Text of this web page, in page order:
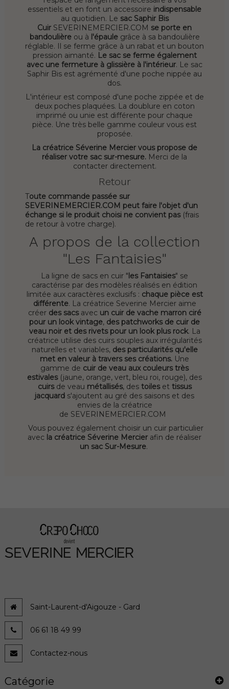
essentiels et en font un accessoire indispensable
au quotidien. Le sac Saphir Bis
Cuir SEVERINEMERCIER.COM se porte en
bandoulière ou à l'épaule grâce à sa bandoulière
réglable. Il se ferme grâce à un rabat et un bouton
pression aimanté. Le sac se ferme également
avec une fermeture à glissière à l'intérieur. Le sac
Saphir Bis est agrémenté d'une poche nippée au
dos.
L'intérieur est composé d'une poche zippée et de
deux poches plaquées. La doublure en coton
imprimé ou unie est différente pour chaque
pièce. Une très belle gamme couleur vous est
proposée.
La créatrice Séverine Mercier vous propose de
réaliser votre sac sur-mesure. Merci de la
contacter directement.
Retour
Toute commande passée sur
SEVERINEMERCIER.COM peut faire l'objet d'un
échange si le produit choisi ne convient pas(frais
de retour à votre charge).
A propos de la collection
"Les Fantaisies"
La ligne de sacs en cuir "les Fantaisies" se
caractérise par des modèles réalisés en édition
limitée aux caractères exclusifs : chaque pièce est
différente. La créatrice Severine Mercier aime
créer des sacsavec un cuir de vache marron ciré
pour un look vintage, des patchworks de cuir de
veau noir et des rivets pour un look plus rock. La
créatrice utilise des cuirs souples aux irrégularités
naturelles et variables, des particularités qu'elle
met en valeur à travers ses créations. Une
gamme de cuir de veau aux couleurs très
estivales(jaune, orange, vert, bleu roi, rouge), des
cuirsde veau métallisés, des toileset tissus
jacquard s'ajoutent au gré des saisons et des
envies de la créatrice
de SEVERINEMERCIER.COM
Vous pouvez également choisir un cuir particulier
avec la créatrice Séverine Mercier afin de réaliser
un sac Sur-Mesure.
Saint-Laurent-d'Aigouze - Gard
06 61 18 49 99
Contactez-nous
Catégorie